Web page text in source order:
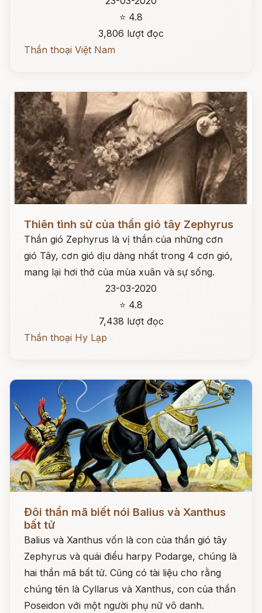
⭐ 4.8
3,806 lượt đọc
Thần thoại Việt Nam
Thiên tình sử của thần gió tây Zephyrus
Thần gió Zephyrus là vị thần của những cơn
gió Tây, cơn gió dịu dàng nhất trong 4 cơn gió,
mang lại hơi thở của mùa xuân và sự sống.
23-03-2020
⭐ 4.8
7,438 lượt đọc
Thần thoại Hy Lạp
Đôi thần mã biết nói Balius và Xanthus
bất tử
Balius và Xanthus vốn là con của thần gió tây
Zephyrus và quái điểu harpy Podarge, chúng là
hai thần mã bất tử. Cũng có tài liệu cho rằng
chúng tên là Cyllarus và Xanthus, con của thần
Poseidon với một người phụ nữ vô danh.